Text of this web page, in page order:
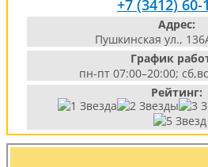
+7 (3412) 60-
Адрес:
Пушкинская ул.,
График
пн-пт 07:00–20:00;
Рейтинг: